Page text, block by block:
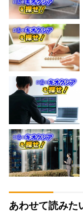
あわせて読みた